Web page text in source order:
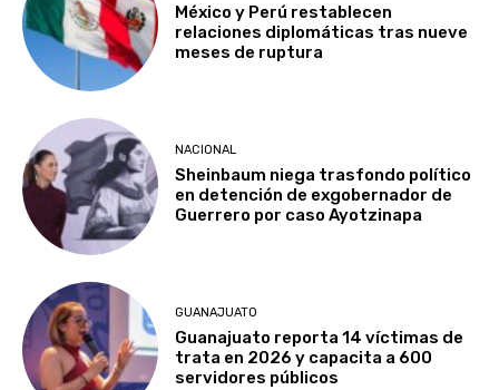
México y Perú restablecen
relaciones diplomáticas tras nueve
meses de ruptura
NACIONAL
Sheinbaum niega trasfondo político
en detención de exgobernador de
Guerrero por caso Ayotzinapa
GUANAJUATO
Guanajuato reporta 14 víctimas de
trata en 2026 y capacita a 600
servidores públicos